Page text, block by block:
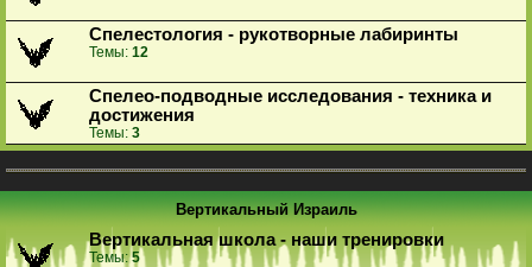
Спелестология - рукотворные лабиринты
Темы: 12
Спелео-подводные исследования - техника и
достижения
Темы: 3
Вертикальный Израиль
Вертикальная школа - наши тренировки
Темы:5